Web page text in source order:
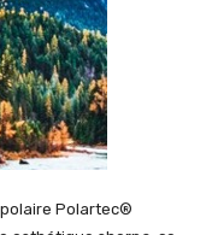
polaire Polartec®